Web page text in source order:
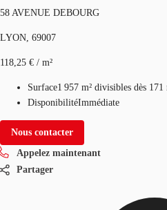
58 AVENUE DEBOURG
LYON, 69007
118,25 € / m²
Surface1 957 m² divisibles dès 171
DisponibilitéImmédiate
Nous contacter
Appelez maintenant
Partager